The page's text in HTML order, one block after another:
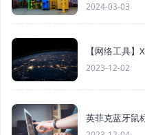
2024-03-03
【网络工具
2023-12-02
英菲克蓝牙鼠